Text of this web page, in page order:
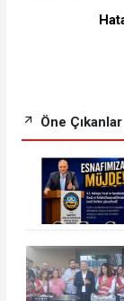
Öne Çıkanlar